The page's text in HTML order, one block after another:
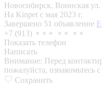
Новосибирск, Воинская ул.
На Kinpet c мая 2023 г.
Завершено 51 объявление
+7 (913) ⚬⚬⚬ ⚬⚬ ⚬⚬
Показать телефон
Написать
Внимание: Перед
пожалуйста, ознакомьтесь с
Сохранить